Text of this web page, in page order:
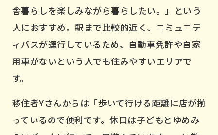
舎暮らしを楽しみながら暮らしたい。」という
人におすすめ。駅まで比較的近く、コミュニテ
ィバスが運行しているため、自動車免許や自家
用車がないという人でも住みやすいエリアで
す。
移住者Yさんからは「歩いて行ける距離に店が揃
っているので便利です。休日は子どもとゆめみ